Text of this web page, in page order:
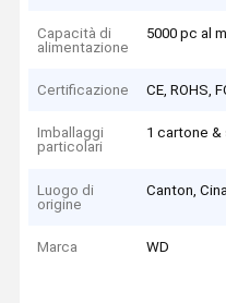
Capacità di
alimentazione
5000 pc al
Certificazione CE, ROHS,
Imballaggi
particolari
1 cartone
Luogo di
origine
Canton, Cina
Marca WD